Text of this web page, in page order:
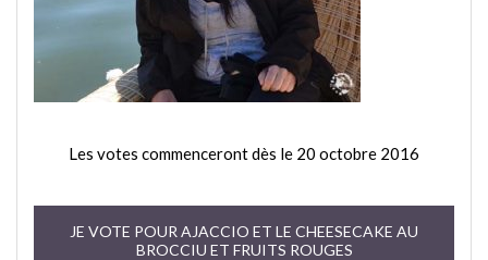
Les votes commenceront dès le 20 octobre 2016
JE VOTE POUR AJACCIO ET LE CHEESECAKE AU
BROCCIU ET FRUITS ROUGES